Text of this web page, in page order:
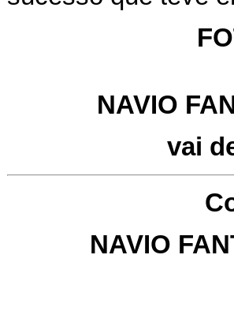
NAVIO
vai
NAVIO